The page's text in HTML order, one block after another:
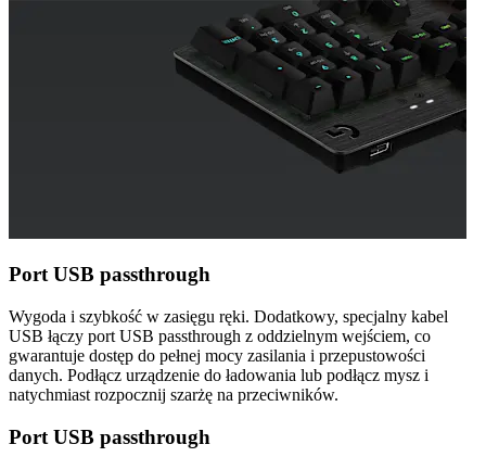
Port USB passthrough
Wygoda i szybkość w zasięgu ręki. Dodatkowy, specjalny kabel
USB łączy port USB passthrough z oddzielnym wejściem, co
gwarantuje dostęp do pełnej mocy zasilania i przepustowości
danych. Podłącz urządzenie do ładowania lub podłącz mysz i
natychmiast rozpocznij szarżę na przeciwników.
Port USB passthrough